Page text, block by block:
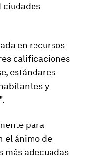
ciudades
en recursos
calificaciones
estándares
y
para
el ánimo de
más adecuadas